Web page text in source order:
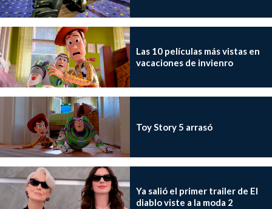
Las 10 películas más vistas en
vacaciones de invienro
Toy Story 5 arrasó
Ya salió el primer trailer de El
diablo viste a la moda 2